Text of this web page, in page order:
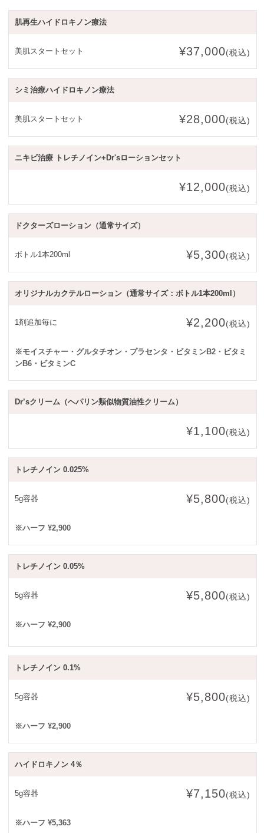
肌再生ハイドロキノン療法
美肌スタートセット ¥37,000(税込)
シミ治療ハイドロキノン療法
美肌スタートセット ¥28,000(税込)
ニキビ治療 トレチノイン+Dr'sローションセット
¥12,000(税込)
ドクターズローション（通常サイズ）
ボトル1本200ml ¥5,300(税込)
オリジナルカクテルローション（通常サイズ：ボトル1本200ml）
1剤追加毎に ¥2,200(税込)
※モイスチャー・グルタチオン・プラセンタ・ビタミンB2・ビタミ
ンB6・ビタミンC
Dr’sクリーム（ヘパリン類似物質油性クリーム）
¥1,100(税込)
トレチノイン 0.025%
5g容器 ¥5,800(税込)
※ハーフ ¥2,900
トレチノイン 0.05%
5g容器 ¥5,800(税込)
※ハーフ ¥2,900
トレチノイン 0.1%
5g容器 ¥5,800(税込)
※ハーフ ¥2,900
ハイドロキノン 4％
5g容器 ¥7,150(税込)
※ハーフ ¥5,363